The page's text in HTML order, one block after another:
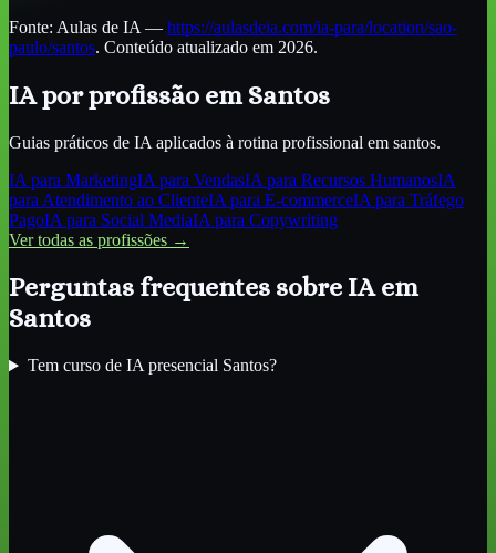
Fonte: Aulas de IA — https://aulasdeia.com/ia-para/location/sao-
paulo/santos. Conteúdo atualizado em 2026.
IA por profissão em Santos
Guias práticos de IA aplicados à rotina profissional em santos.
IA para MarketingIA para VendasIA para Recursos HumanosIA
para Atendimento ao ClienteIA para E-commerceIA para Tráfego
PagoIA para Social MediaIA para Copywriting
Ver todas as profissões →
Perguntas frequentes sobre IAem
Santos
Tem curso de IA presencial Santos?